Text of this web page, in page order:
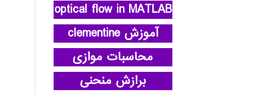
optical flow in MATLAB
آموزش clementine
محاسبات موازی
برازش منحنی